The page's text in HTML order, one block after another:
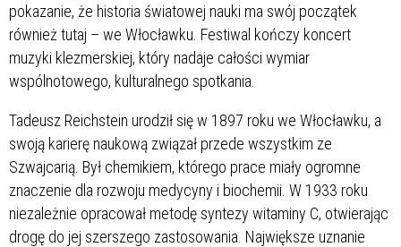
pokazanie, że historia światowej nauki ma swój początek
również tutaj – we Włocławku. Festiwal kończy koncert
muzyki klezmerskiej, który nadaje całości wymiar
wspólnotowego, kulturalnego spotkania.
Tadeusz Reichstein urodził się w 1897 roku we Włocławku, a
swoją karierę naukową związał przede wszystkim ze
Szwajcarią. Był chemikiem, którego prace miały ogromne
znaczenie dla rozwoju medycyny i biochemii. W 1933 roku
niezależnie opracował metodę syntezy witaminy C, otwierając
drogę do jej szerszego zastosowania. Największe uznanie